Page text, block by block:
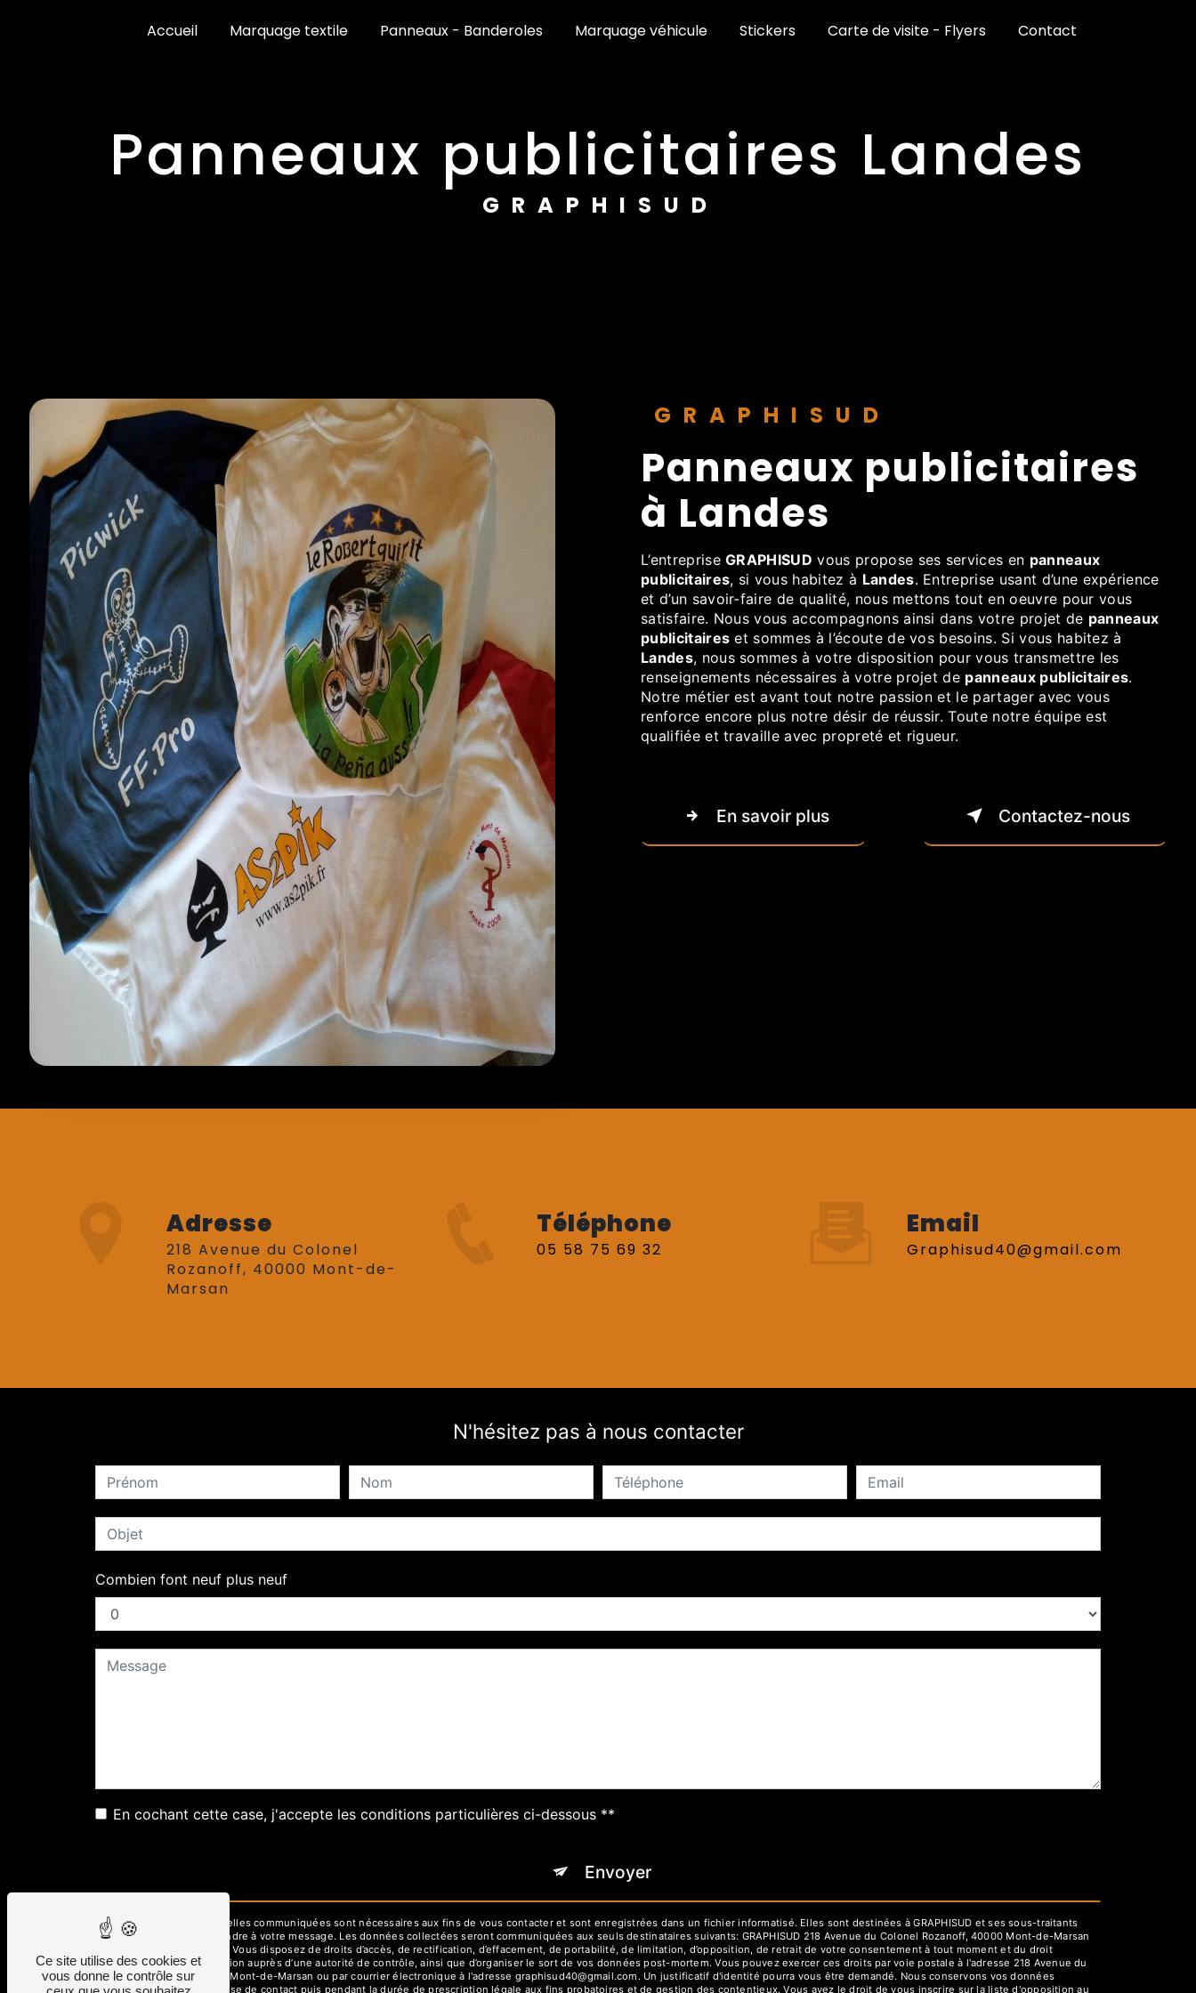
Accueil Marquage textile Panneaux - Banderoles Marquage véhicule Stickers Carte de visite - Flyers Contact
panneaux publicitaires Landes
GRAPHISUD
GRAPHISUD
panneaux publicitaires
à Landes
L’entrepriseGRAPHISUD vous propose ses services en panneaux
publicitaires, si vous habitez à Landes. Entreprise usant d’une expérience
et d’un savoir-faire de qualité, nous mettons tout en oeuvre pour vous
satisfaire. Nous vous accompagnons ainsi dans votre projet de panneaux
publicitaires et sommes à l’écoute de vos besoins. Si vous habitez à
Landes, nous sommes à votre disposition pour vous transmettre les
renseignements nécessaires à votre projet de panneaux publicitaires.
Notre métier est avant tout notre passion et le partager avec vous
renforce encore plus notre désir de réussir. Toute notre équipe est
qualifiée et travaille avec propreté et rigueur.
En savoir plus Contactez-nous
Adresse
218 Avenue du Colonel
Rozanoff, 40000 Mont-de-
Marsan
Téléphone
05 58 75 69 32
Email
graphisud40@gmail.com
N'hésitez pas à nous contacter
Combien font neuf plus neuf
En cochant cette case, j'accepte les conditions particulières ci-dessous **
Envoyer
** Les données personnelles communiquées sont nécessaires aux fins de vous contacter et sont enregistrées dans un fichier informatisé. Elles sont destinées à GRAPHISUD et ses sous-traitants
dans le seul but de répondre à votre message. Les données collectées seront communiquées aux seuls destinataires suivants: GRAPHISUD 218 Avenue du Colonel Rozanoff, 40000 Mont-de-Marsan
graphisud40@gmail.com. Vous disposez de droits d’accès, de rectification, d’effacement, de portabilité, de limitation, d’opposition, de retrait de votre consentement à tout moment et du droit
d’introduire une réclamation auprès d’une autorité de contrôle, ainsi que d’organiser le sort de vos données post-mortem. Vous pouvez exercer ces droits par voie postale à l'adresse 218 Avenue du
Colonel Rozanoff, 40000 Mont-de-Marsan ou par courrier électronique à l'adresse graphisud40@gmail.com. Un justificatif d'identité pourra vous être demandé. Nous conservons vos données
pendant la période de prise de contact puis pendant la durée de prescription légale aux fins probatoires et de gestion des contentieux. Vous avez le droit de vous inscrire sur la liste d'opposition au
Ce site utilise des cookies et
vous donne le contrôle sur